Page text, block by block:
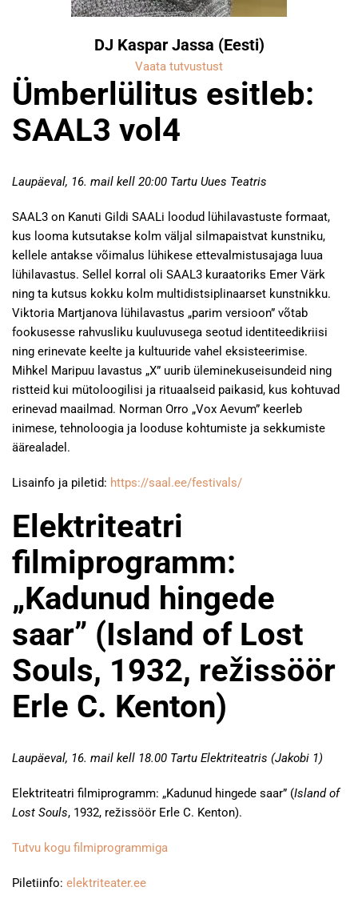
DJ Kaspar Jassa (Eesti)
Vaata tutvustust
Ümberlülitus esitleb:
SAAL3 vol4
Laupäeval, 16. mail kell 20:00 Tartu Uues Teatris
SAAL3 on Kanuti Gildi SAALi loodud lühilavastuste formaat,
kus looma kutsutakse kolm väljal silmapaistvat kunstniku,
kellele antakse võimalus lühikese ettevalmistusajaga luua
lühilavastus. Sellel korral oli SAAL3 kuraatoriks Emer Värk
ning ta kutsus kokku kolm multidistsiplinaarset kunstnikku.
Viktoria Martjanova lühilavastus „parim versioon” võtab
fookusesse rahvusliku kuuluvusega seotud identiteedikriisi
ning erinevate keelte ja kultuuride vahel eksisteerimise.
Mihkel Maripuu lavastus „X” uurib üleminekuseisundeid ning
ristteid kui mütoloogilisi ja rituaalseid paikasid, kus kohtuvad
erinevad maailmad. Norman Orro „Vox Aevum” keerleb
inimese, tehnoloogia ja looduse kohtumiste ja sekkumiste
äärealadel.
Lisainfo ja piletid: https://saal.ee/festivals/
Elektriteatri
filmiprogramm:
„Kadunud hingede
saar” (Island of Lost
Souls, 1932, režissöör
Erle C. Kenton)
Laupäeval, 16. mail kell 18.00 Tartu Elektriteatris (Jakobi 1)
Elektriteatri filmiprogramm: „Kadunud hingede saar” (Island of
Lost Souls, 1932, režissöör Erle C. Kenton).
Tutvu kogu filmiprogrammiga
Piletiinfo: elektriteater.ee